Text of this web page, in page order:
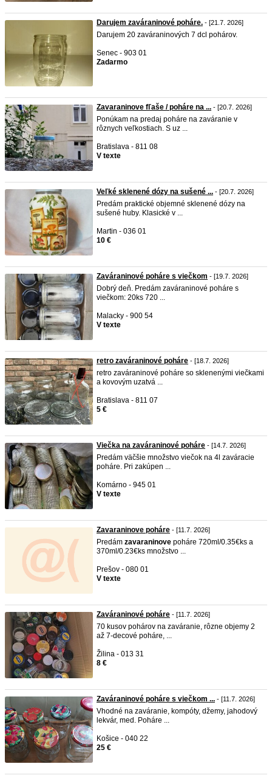
Darujem zaváraninové poháre. - [21.7. 2026]
Darujem 20 zaváraninových 7 dcl pohárov.
Senec - 903 01
Zadarmo
Zavaraninove fľaše / poháre na ... - [20.7. 2026]
Ponúkam na predaj poháre na zaváranie v
rôznych veľkostiach. S uz ...
Bratislava - 811 08
V texte
Veľké sklenené dózy na sušené ... - [20.7. 2026]
Predám praktické objemné sklenené dózy na
sušené huby. Klasické v ...
Martin - 036 01
10 €
Zaváraninové poháre s viečkom - [19.7. 2026]
Dobrý deň. Predám zaváraninové poháre s
viečkom: 20ks 720 ...
Malacky - 900 54
V texte
retro zaváraninové poháre - [18.7. 2026]
retro zaváraninové poháre so sklenenými viečkami
a kovovým uzatvá ...
Bratislava - 811 07
5 €
Viečka na zaváraninové poháre - [14.7. 2026]
Predám väčšie množstvo viečok na 4l zaváracie
poháre. Pri zakúpen ...
Komárno - 945 01
V texte
Zavaraninove poháre - [11.7. 2026]
Predám zavaraninove poháre 720ml/0.35€ks a
370ml/0.23€ks množstvo ...
Prešov - 080 01
V texte
Zaváraninové poháre - [11.7. 2026]
70 kusov pohárov na zaváranie, rôzne objemy 2
až 7-decové poháre, ...
Žilina - 013 31
8 €
Zaváraninové poháre s viečkom ... - [11.7. 2026]
Vhodné na zaváranie, kompóty, džemy, jahodový
lekvár, med. Poháre ...
Košice - 040 22
25 €